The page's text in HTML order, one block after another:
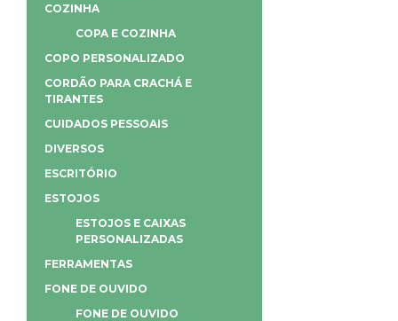
COZINHA
COPA E COZINHA
COPO PERSONALIZADO
CORDÃO PARA CRACHÁ E
TIRANTES
CUIDADOS PESSOAIS
DIVERSOS
ESCRITÓRIO
ESTOJOS
ESTOJOS E CAIXAS
PERSONALIZADAS
FERRAMENTAS
FONE DE OUVIDO
FONE DE OUVIDO